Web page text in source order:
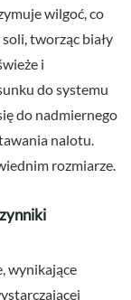
wilgoć, co
tworząc biały
i
do systemu
do nadmiernego
nalotu.
rozmiarze.
wynikające